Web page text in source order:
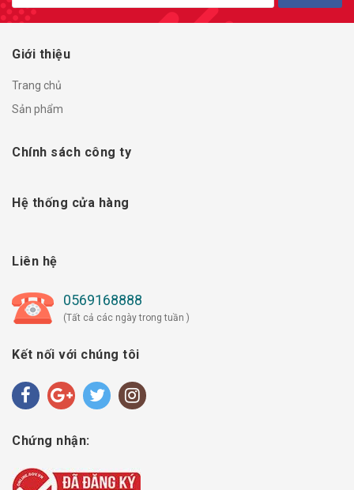
Giới thiệu
Trang chủ
Sản phẩm
Chính sách công ty
Hệ thống cửa hàng
Liên hệ
0569168888
(Tất cả các ngày trong tuần )
Kết nối với chúng tôi
Chứng nhận: